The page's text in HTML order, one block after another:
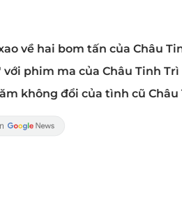
về hai bom tấn của Châu
phim ma của Châu Tinh Trì
không đổi của tình cũ Châu